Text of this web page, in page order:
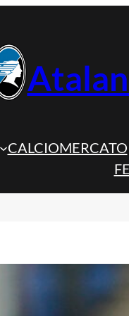
CALCIOMERCATO